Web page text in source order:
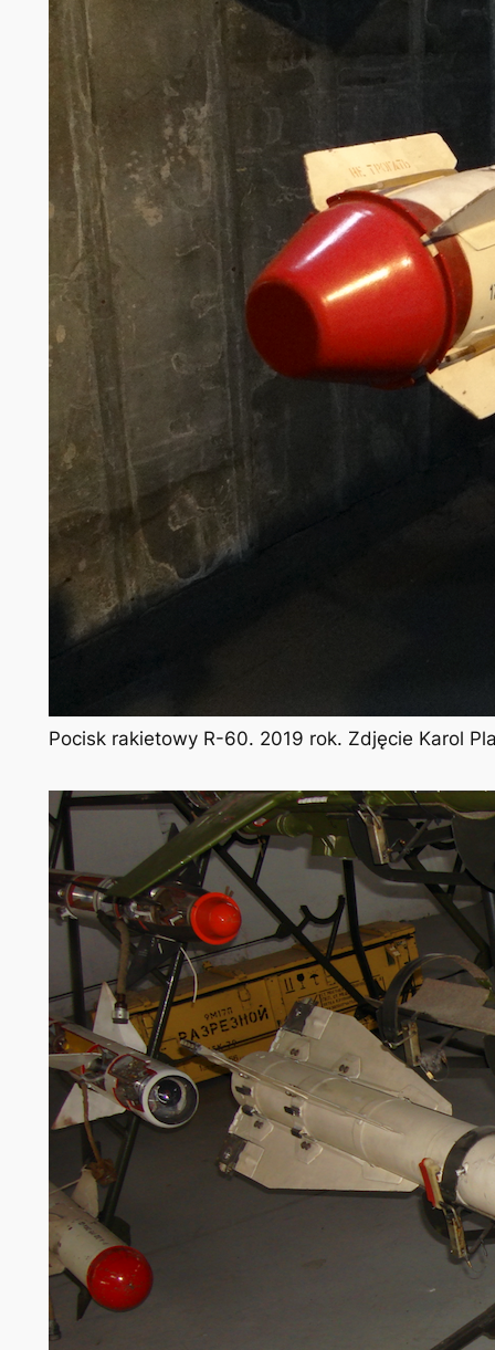
Pocisk rakietowy R-60. 2019 rok. Zdjęcie Karol